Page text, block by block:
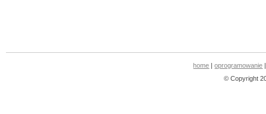
home |oprogramowanie
© Copyright